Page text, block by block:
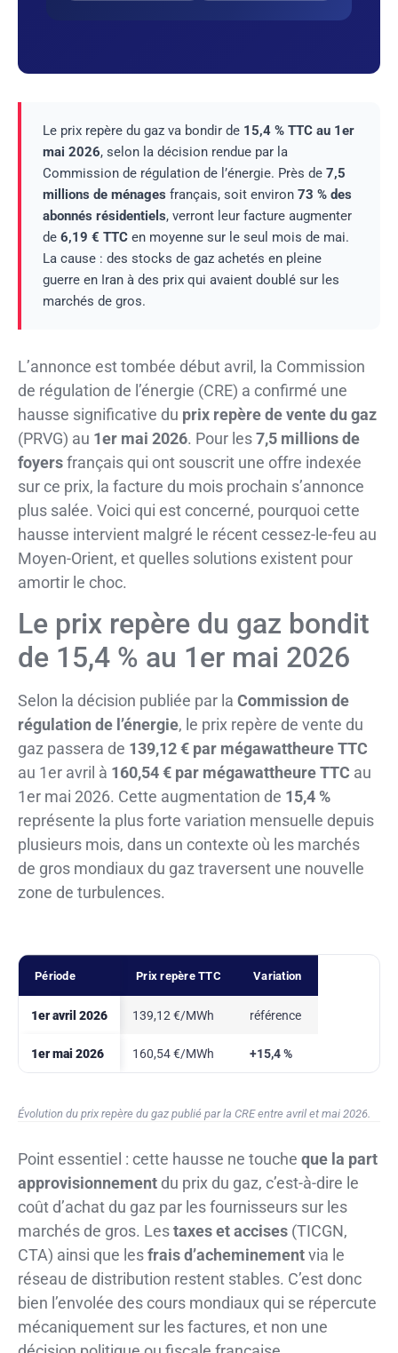
Le prix repère du gaz va bondir de 15,4 % TTC au 1er
mai 2026, selon la décision rendue par la
Commission de régulation de l’énergie. Près de 7,5
millions de ménages français, soit environ 73 % des
abonnés résidentiels, verront leur facture augmenter
de 6,19 € TTC en moyenne sur le seul mois de mai.
La cause : des stocks de gaz achetés en pleine
guerre en Iran à des prix qui avaient doublé sur les
marchés de gros.
L’annonce est tombée début avril, la Commission
de régulation de l’énergie (CRE) a confirmé une
hausse significative du prix repère de vente du gaz
(PRVG) au 1er mai 2026. Pour les7,5 millions de
foyersfrançais qui ont souscrit une offre indexée
sur ce prix, la facture du mois prochain s’annonce
plus salée. Voici qui est concerné, pourquoi cette
hausse intervient malgré le récent cessez-le-feu au
Moyen-Orient, et quelles solutions existent pour
amortir le choc.
Le prix repère du gaz bondit
de 15,4 % au 1er mai 2026
Selon la décision publiée par la Commission de
régulation de l’énergie, le prix repère de vente du
gaz passera de 139,12 € par mégawattheure TTC
au 1er avril à 160,54 € par mégawattheure TTC au
1er mai 2026. Cette augmentation de 15,4 %
représente la plus forte variation mensuelle depuis
plusieurs mois, dans un contexte où les marchés
de gros mondiaux du gaz traversent une nouvelle
zone de turbulences.
Période Prix repère TTC Variation
1er avril 2026 139,12 €/MWh référence
1er mai 2026 160,54 €/MWh +15,4 %
Évolution du prix repère du gaz publié par la CRE entre avril et mai 2026.
Point essentiel : cette hausse ne touche que la part
approvisionnement du prix du gaz, c’est-à-dire le
coût d’achat du gaz par les fournisseurs sur les
marchés de gros. Lestaxes et accises (TICGN,
CTA) ainsi que lesfrais d’acheminementvia le
réseau de distribution restent stables. C’est donc
bien l’envolée des cours mondiaux qui se répercute
mécaniquement sur les factures, et non une